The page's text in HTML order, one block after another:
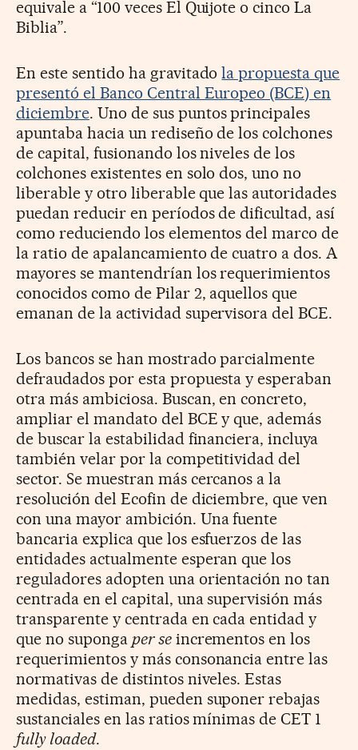
equivale a “100 veces El Quijote o cinco La
Biblia”.
En este sentido ha gravitadola propuesta que
presentó el Banco Central Europeo (BCE) en
diciembre. Uno de sus puntos principales
apuntaba hacia un rediseño de los colchones
de capital, fusionando los niveles de los
colchones existentes en solo dos, uno no
liberable y otro liberable que las autoridades
puedan reducir en períodos de dificultad, así
como reduciendo los elementos del marco de
la ratio de apalancamiento de cuatro a dos. A
mayores se mantendrían los requerimientos
conocidos como de Pilar 2, aquellos que
emanan de la actividad supervisora del BCE.
Los bancos se han mostrado parcialmente
defraudados por esta propuesta y esperaban
otra más ambiciosa. Buscan, en concreto,
ampliar el mandato del BCE y que, además
de buscar la estabilidad financiera, incluya
también velar por la competitividad del
sector. Se muestran más cercanos a la
resolución del Ecofin de diciembre, que ven
con una mayor ambición. Una fuente
bancaria explica que los esfuerzos de las
entidades actualmente esperan que los
reguladores adopten una orientación no tan
centrada en el capital, una supervisión más
transparente y centrada en cada entidad y
que no suponga per seincrementos en los
requerimientos y más consonancia entre las
normativas de distintos niveles. Estas
medidas, estiman, pueden suponer rebajas
sustanciales en las ratios mínimas de CET 1
fully loaded.